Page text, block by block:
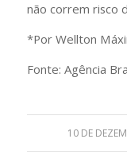
não correm risco
*Por Wellton
Fonte: Agência
10 DE